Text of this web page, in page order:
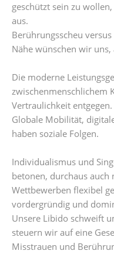
geschützt sein zu
aus.
Berührungsscheu
Nähe wünschen wir
Die moderne
zwischenmenschlichem
Vertraulichkeit entgegen.
Globale Mobilität,
haben soziale Folgen.
Individualismus und
betonen, durchaus
Wettbewerben flexibel
vordergründig und
Unsere Libido schweift
steuern wir auf eine
Misstrauen und